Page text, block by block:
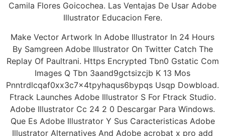
Camila Flores Goicochea. Las Ventajas De Usar Adobe
Illustrator Educacion Fere.
Make Vector Artwork In Adobe Illustrator In 24 Hours
By Samgreen Adobe Illustrator On Twitter Catch The
Replay Of Paultrani. Https Encrypted Tbn0 Gstatic Com
Images Q Tbn 3aand9gctsizcjb K 13 Mos
Pnntrdlcqaf0xx3c7x4tpyhaqus6bypqs Usqp Dowbload.
Ftrack Launches Adobe Illustrator S For Ftrack Studio.
Adobe Illustrator Cc 24 2 0 Descargar Para Windows.
Que Es Adobe Illustrator Y Sus Caracteristicas Adobe
Illustrator Alternatives And Adobe acrobat x pro add